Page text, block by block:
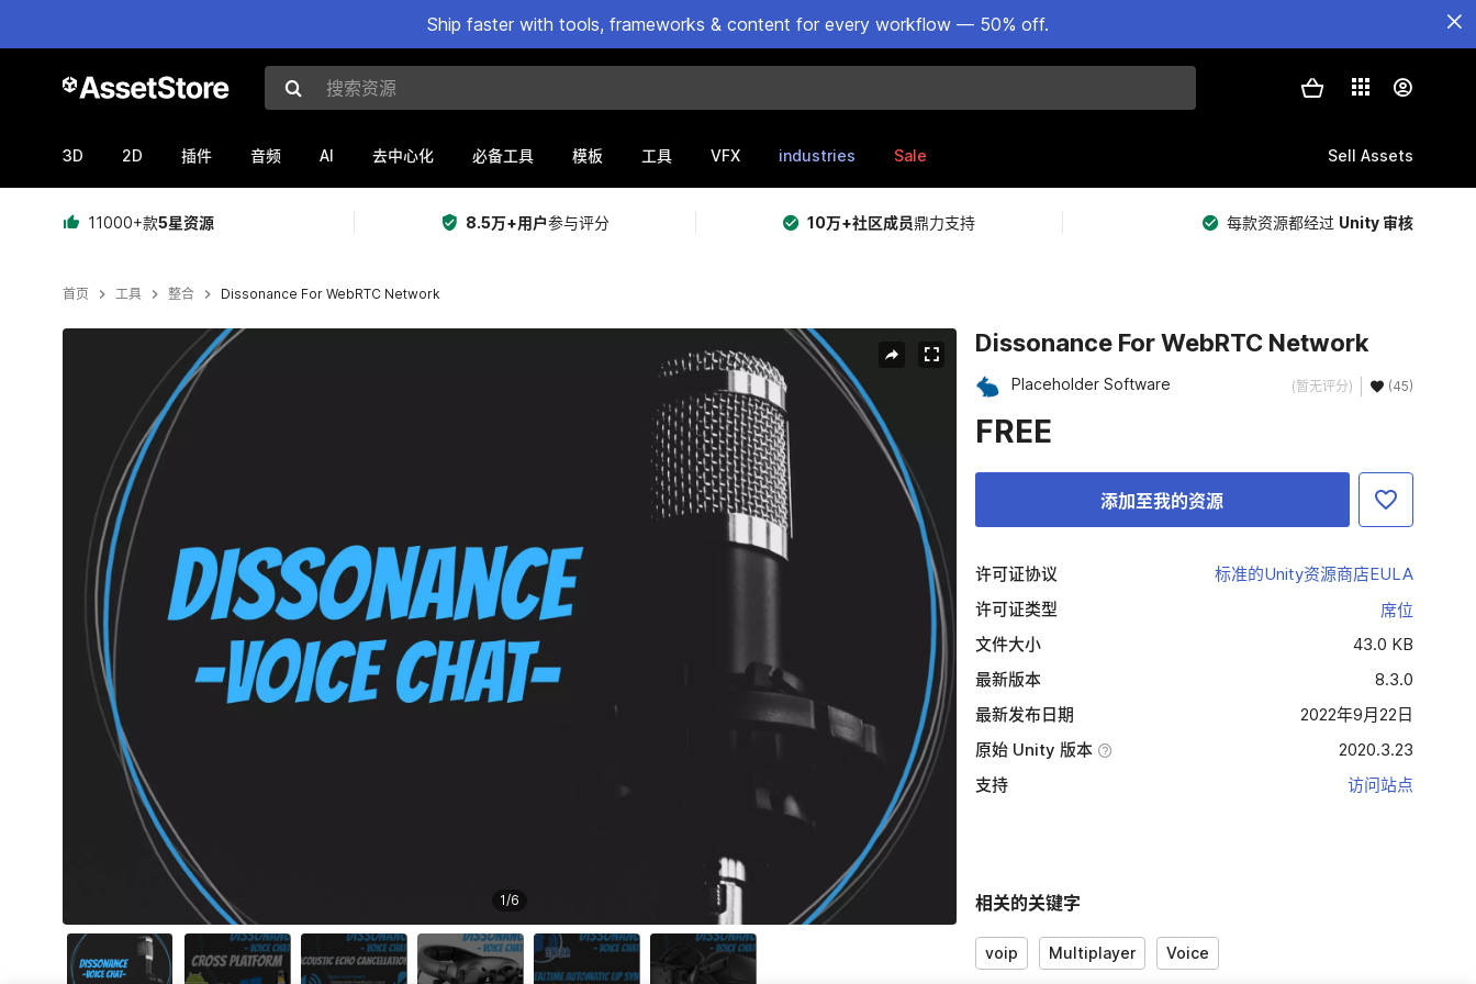
Ship faster with tools, frameworks & content for every workflow — 50% off.
搜索资源
3D 2D 插件 音频 AI 去中心化 必备工具 模板 工具 VFX industries Sale Sell Assets
11000+款5星资源 8.5万+用户参与评分 10万+社区成员鼎力支持 每款资源都经过 Unity 审核
首页 工具 整合 Dissonance For WebRTC Network
当前幻灯片：1 / 6
1/6
Dissonance For WebRTC Network
Placeholder Software (暂无评分) (45)
FREE
添加至我的资源
许可证协议
标准的Unity资源商店EULA
许可证类型
席位
文件大小
43.0 KB
最新版本
8.3.0
最新发布日期
2022年9月22日
原始 Unity 版本
2020.3.23
支持
访问站点
相关的关键字
voip Multiplayer Voice